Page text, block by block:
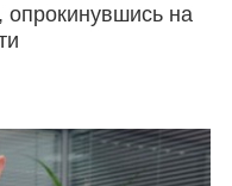
опрокинувшись на